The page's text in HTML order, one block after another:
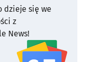
dzieje się we
z
News!